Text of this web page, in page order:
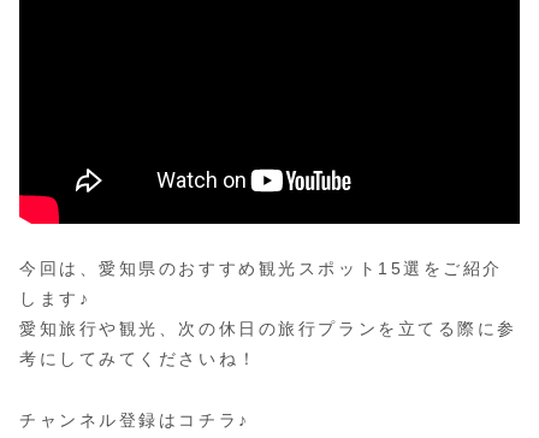
今回は、愛知県のおすすめ観光スポット15選をご紹介
します♪
愛知旅行や観光、次の休日の旅行プランを立てる際に参
考にしてみてくださいね！
チャンネル登録はコチラ♪